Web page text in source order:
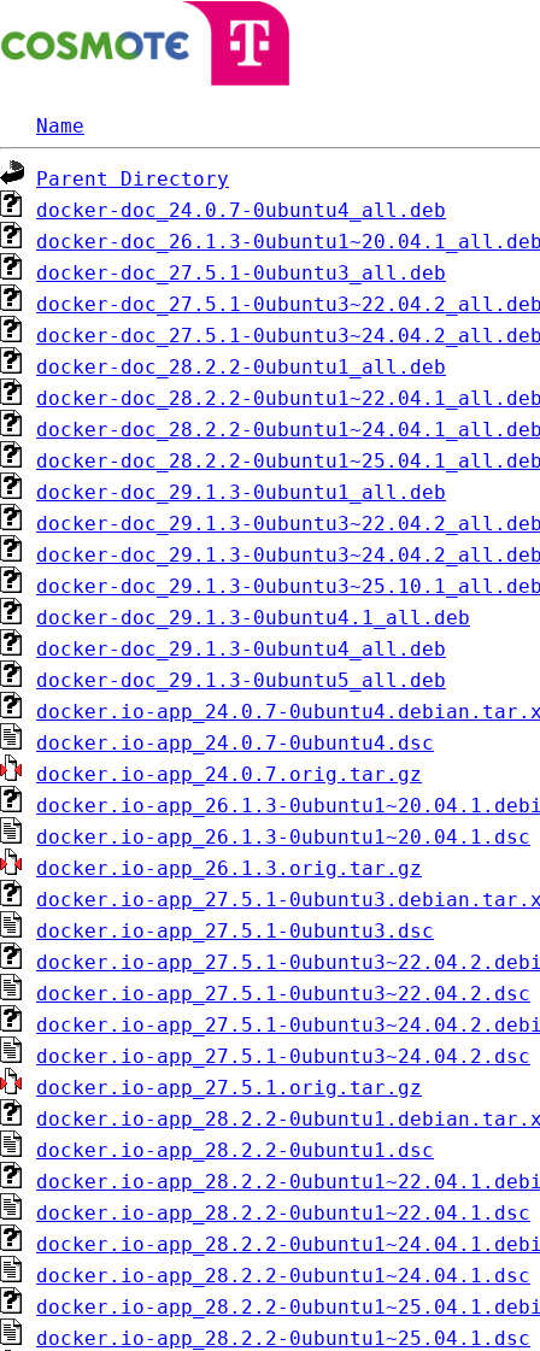
Name
Parent Directory
docker-doc_24.0.7-0ubuntu4_all.deb
docker-doc_26.1.3-
docker-doc_27.5.1-0ubuntu3_all.deb
docker-doc_27.5.1-
docker-doc_27.5.1-
docker-doc_28.2.2-0ubuntu1_all.deb
docker-doc_28.2.2-
docker-doc_28.2.2-
docker-doc_28.2.2-
docker-doc_29.1.3-0ubuntu1_all.deb
docker-doc_29.1.3-
docker-doc_29.1.3-
docker-doc_29.1.3-
docker-doc_29.1.3-0ubuntu4.1_all.deb
docker-doc_29.1.3-0ubuntu4_all.deb
docker-doc_29.1.3-0ubuntu5_all.deb
docker.io-app_24.0.7-
docker.io-app_24.0.7-0ubuntu4.dsc
docker.io-app_24.0.7.orig.tar.gz
docker.io-app_26.1.3-
docker.io-app_26.1.3-0ubuntu1~20.04.1.dsc
docker.io-app_26.1.3.orig.tar.gz
docker.io-app_27.5.1-
docker.io-app_27.5.1-0ubuntu3.dsc
docker.io-app_27.5.1-
docker.io-app_27.5.1-0ubuntu3~22.04.2.dsc
docker.io-app_27.5.1-
docker.io-app_27.5.1-0ubuntu3~24.04.2.dsc
docker.io-app_27.5.1.orig.tar.gz
docker.io-app_28.2.2-
docker.io-app_28.2.2-0ubuntu1.dsc
docker.io-app_28.2.2-
docker.io-app_28.2.2-0ubuntu1~22.04.1.dsc
docker.io-app_28.2.2-
docker.io-app_28.2.2-0ubuntu1~24.04.1.dsc
docker.io-app_28.2.2-
docker.io-app_28.2.2-0ubuntu1~25.04.1.dsc